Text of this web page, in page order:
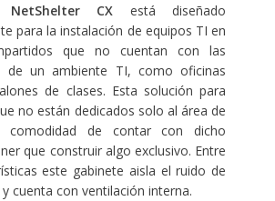
NetShelter CX está diseñado
para la instalación de equipos TI en
que no cuentan con las
de un ambiente TI, como oficinas
de clases. Esta solución para
no están dedicados solo al área de
comodidad de contar con dicho
que construir algo exclusivo. Entre
este gabinete aisla el ruido de
cuenta con ventilación interna.